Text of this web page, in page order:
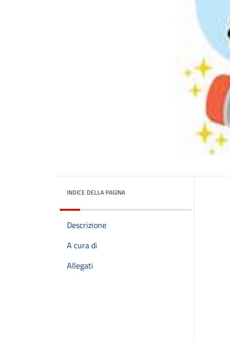
INDICE DELLA PAGINA
Descrizione
A cura di
Allegati